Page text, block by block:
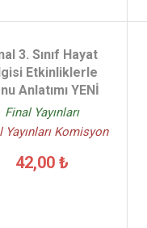
3. Sınıf Hayat
Etkinliklerle
Anlatımı YENİ
Final Yayınları
Yayınları Komisyon
42,00 ₺